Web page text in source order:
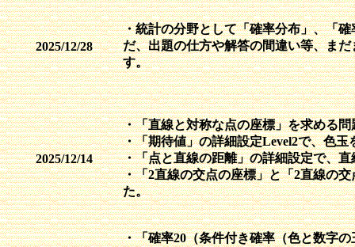
2025/12/28
・統計の分野として「確率分布」、「
だ、出題の仕方や解答の間違い等、ま
す。
2025/12/14
・「直線と対称な点の座標」を求める
・「期待値」の詳細設定Level2で、色
・「点と直線の距離」の詳細設定で、
・「2直線の交点の座標」と「2直線の
た。
・「確率20（条件付き確率（色と数字